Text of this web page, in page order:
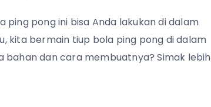
ping pong ini bisa Anda lakukan di dalam
kita bermain tiup bola ping pong di dalam
bahan dan cara membuatnya? Simak lebih